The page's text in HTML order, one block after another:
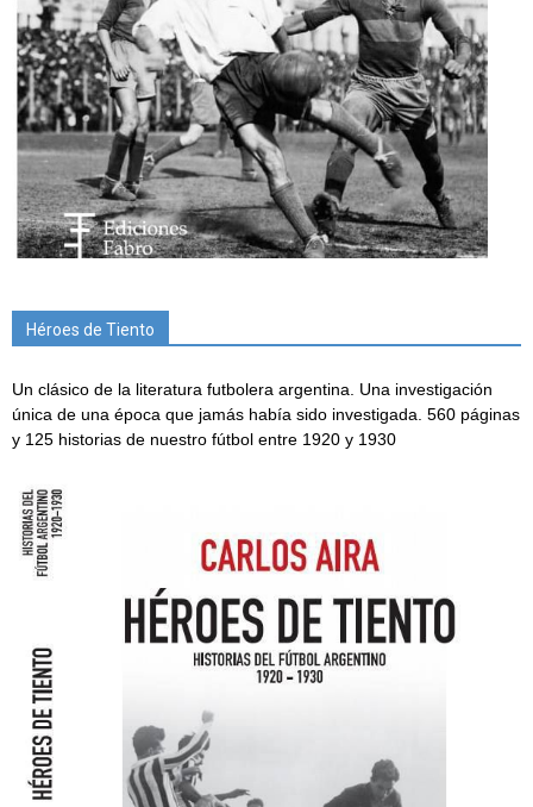
Héroes de Tiento
Un clásico de la literatura futbolera argentina. Una investigación
única de una época que jamás había sido investigada. 560 páginas
y 125 historias de nuestro fútbol entre 1920 y 1930